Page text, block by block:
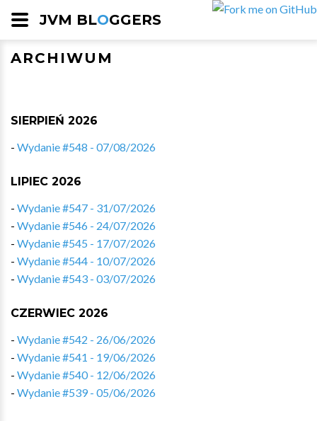
JVM BLOGGERS
ARCHIWUM
SIERPIEŃ 2026
- Wydanie #548 - 07/08/2026
LIPIEC 2026
- Wydanie #547 - 31/07/2026
- Wydanie #546 - 24/07/2026
- Wydanie #545 - 17/07/2026
- Wydanie #544 - 10/07/2026
- Wydanie #543 - 03/07/2026
CZERWIEC 2026
- Wydanie #542 - 26/06/2026
- Wydanie #541 - 19/06/2026
- Wydanie #540 - 12/06/2026
- Wydanie #539 - 05/06/2026